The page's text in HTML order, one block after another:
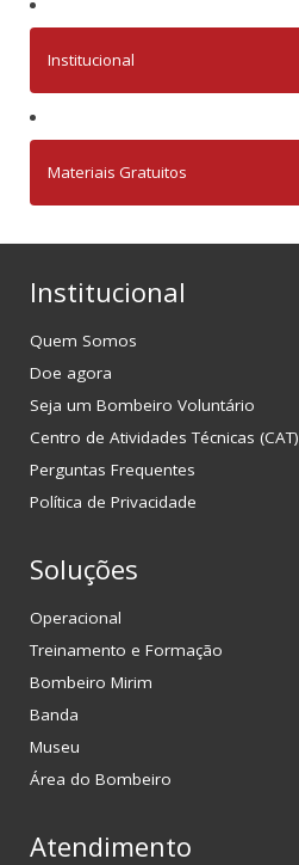
Institucional
Materiais Gratuitos
Institucional
Quem Somos
Doe agora
Seja um Bombeiro Voluntário
Centro de Atividades Técnicas (CAT)
Perguntas Frequentes
Política de Privacidade
Soluções
Operacional
Treinamento e Formação
Bombeiro Mirim
Banda
Museu
Área do Bombeiro
Atendimento